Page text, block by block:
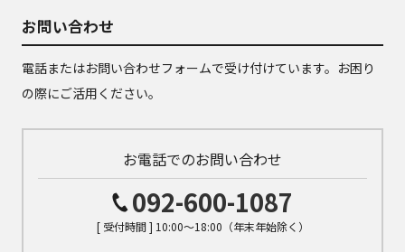
お問い合わせ
電話またはお問い合わせフォームで受け付けています。お困り
の際にご活用ください。
お電話でのお問い合わせ
092-600-1087
[ 受付時間 ] 10:00～18:00（年末年始除く）